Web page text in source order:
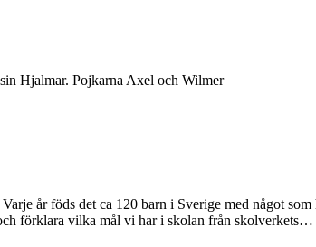
Hjalmar. Pojkarna Axel och Wilmer
år föds det ca 120 barn i Sverige med något
förklara vilka mål vi har i skolan från skolverkets…